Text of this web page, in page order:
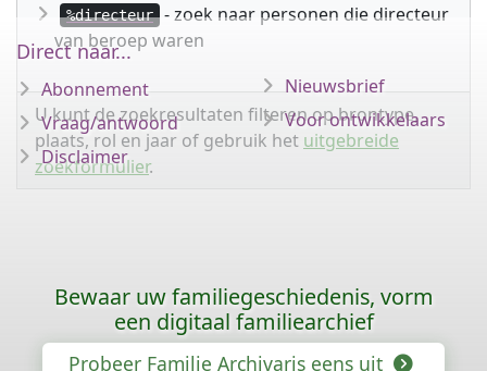
%directeur
- zoek naar personen die directeur
van beroep waren
U kunt de zoekresultaten filteren op brontype,
plaats, rol en jaar of gebruik het uitgebreide
zoekformulier.
Direct naar...
Abonnement
Vraag/antwoord
Disclaimer
Nieuwsbrief
Voor ontwikkelaars
Bewaar uw familiegeschiedenis, vorm
een digitaal familiearchief
Probeer Familie Archivaris eens uit